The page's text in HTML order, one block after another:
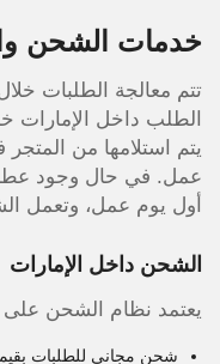
خدمات الشحن
الطلب داخل الإمارات
عمل. في حال وجود
أول يوم عمل، وتعمل
الشحن داخل الإمارات
يعتمد نظام الشحن
شحن مجاني للطلبات بقيمة 200 درهم أو